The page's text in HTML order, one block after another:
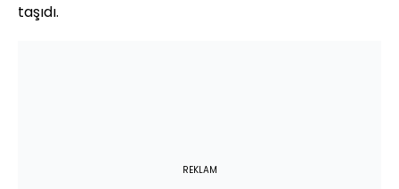
taşıdı.
REKLAM